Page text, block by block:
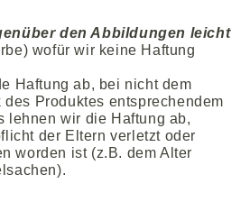
den Abbildungen leicht
wofür wir keine Haftung
Haftung ab, bei nicht dem
Produktes entsprechendem
lehnen wir die Haftung ab,
der Eltern verletzt oder
worden ist (z.B. dem Alter